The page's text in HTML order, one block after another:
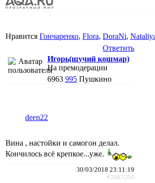
Нравится Гончаренко, Flora, DoraNi,
Ответить
Игорь(щучий кошмар)
На премодерации
6963 995 Пушкино
deen22
Вина , настойки и самогон делал.
Кончилось всё крепкое...уже.
30/03/2018 23:11:19
#2483200